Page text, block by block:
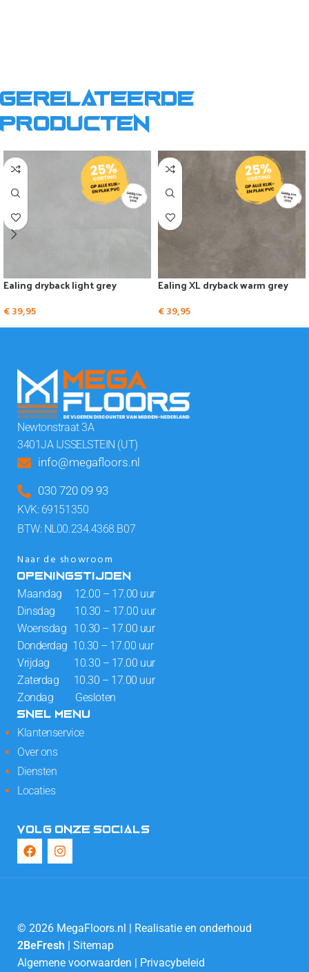
Gerelateerde
producten
Ealing dryback light grey
€39,95
Ealing XL dryback warm grey
€39,95
Newtonstraat 3A
3401JA IJSSELSTEIN (UT)
info@megafloors.nl
030 720 09 93
KVK: 69151350
BTW: NL00.234.4368.B07
Naar de showroom
OPENINGSTIJDEN
Maandag 12.00 – 17.00 uur
Dinsdag 10.30 – 17.00 uur
Woensdag 10.30 – 17.00 uur
Donderdag 10.30 – 17.00 uur
Vrijdag 10.30 – 17.00 uur
Zaterdag 10.30 – 17.00 uur
Zondag Gesloten
SNEL MENU
Klantenservice
Over ons
Diensten
Locaties
VOLG ONZE SOCIALS
© 2026 MegaFloors.nl | Realisatie en onderhoud
2BeFresh | Sitemap
Algemene voorwaarden | Privacybeleid